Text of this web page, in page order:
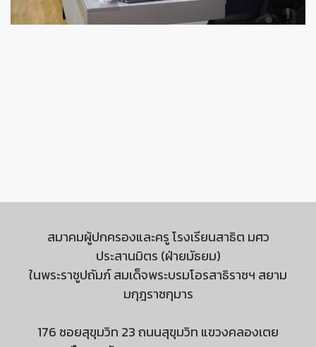
สมาคมผู้ปกครองและครู โรงเรียนสาธิต มศว
ประสานมิตร (ฝ่ายมัธยม)
ในพระราชูปถัมภ์ สมเด็จพระบรมโอรสาธิราชฯ สยาม
มกุฎราชกุมาร
176 ซอยสุขุมวิท 23 ถนนสุขุมวิท แขวงคลองเตย